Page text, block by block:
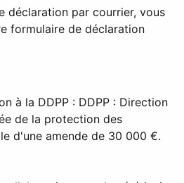
déclaration par courrier, vous
formulaire de déclaration
à la DDPP : DDPP : Direction
de la protection des
d'une amende de 30 000 €.